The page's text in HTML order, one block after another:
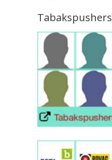
Tabakspushers